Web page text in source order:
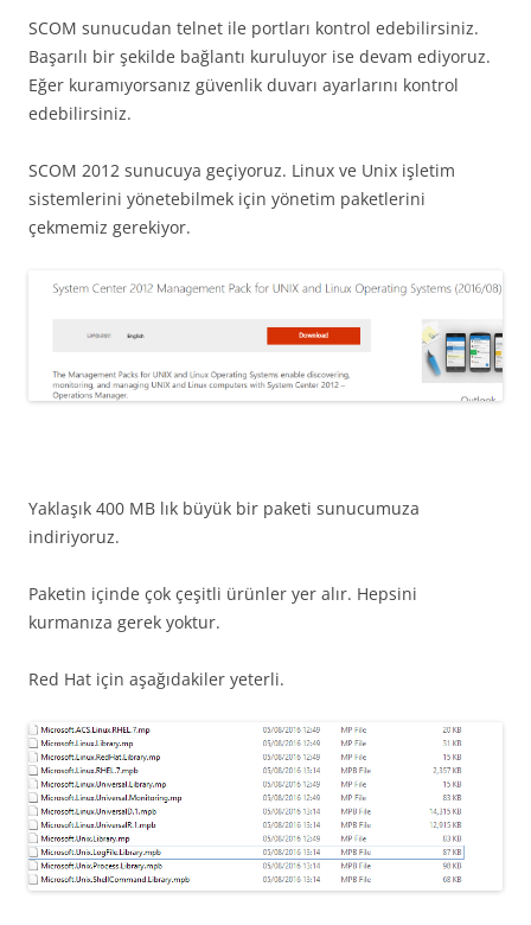
SCOM sunucudan telnet ile portları kontrol edebilirsiniz.
Başarılı bir şekilde bağlantı kuruluyor ise devam ediyoruz.
Eğer kuramıyorsanız güvenlik duvarı ayarlarını kontrol
edebilirsiniz.
SCOM 2012 sunucuya geçiyoruz. Linux ve Unix işletim
sistemlerini yönetebilmek için yönetim paketlerini
çekmemiz gerekiyor.
Yaklaşık 400 MB lık büyük bir paketi sunucumuza
indiriyoruz.
Paketin içinde çok çeşitli ürünler yer alır. Hepsini
kurmanıza gerek yoktur.
Red Hat için aşağıdakiler yeterli.